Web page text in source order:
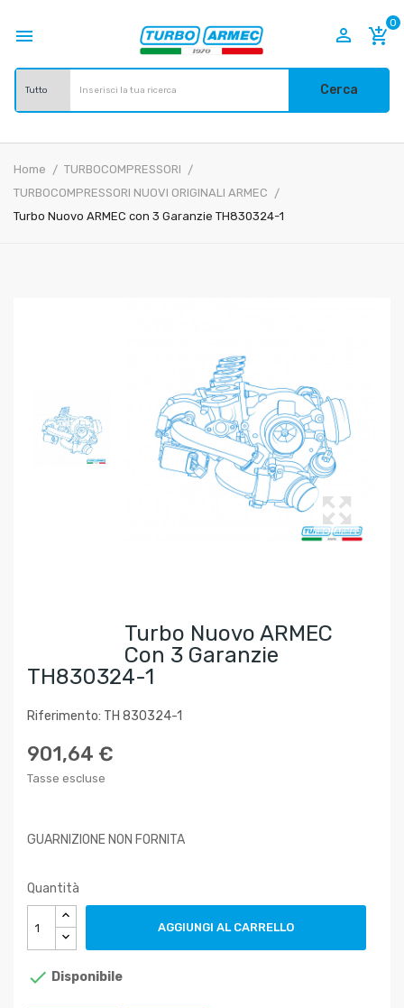
 add_shopping_cart
0

Cerca
Home
TURBOCOMPRESSORI
TURBOCOMPRESSORI NUOVI ORIGINALI ARMEC
Turbo Nuovo ARMEC con 3 Garanzie TH830324-1
Turbo Nuovo ARMEC
Con 3 Garanzie
TH830324-1
Riferimento: TH 830324-1
901,64 €
Tasse escluse
GUARNIZIONE NON FORNITA
Quantità
AGGIUNGI AL CARRELLO
 Disponibile